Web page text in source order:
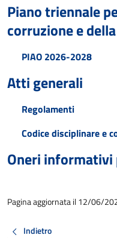
Piano triennale
corruzione e
PIAO 2026-2028
Atti generali
Regolamenti
Codice disciplinare e
Oneri
Pagina aggiornata il 12/06/
Indietro